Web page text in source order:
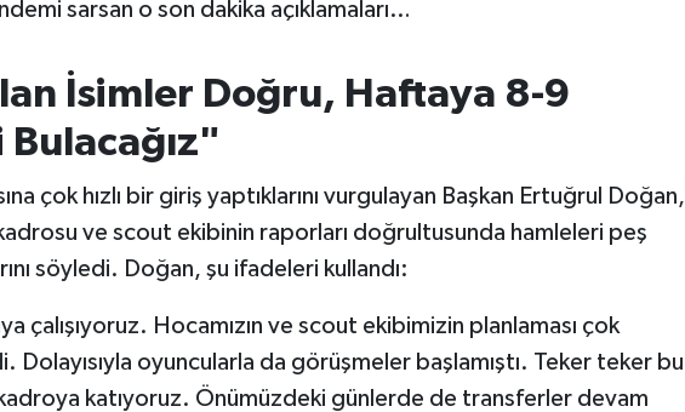
sarsan o son dakika açıklamaları…
İsimler Doğru, Haftaya 8-9
Bulacağız"
çok hızlı bir giriş yaptıklarını vurgulayan Başkan Ertuğrul Doğan,
ve scout ekibinin raporları doğrultusunda hamleleri peş
söyledi. Doğan, şu ifadeleri kullandı:
çalışıyoruz. Hocamızın ve scout ekibimizin planlaması çok
Dolayısıyla oyuncularla da görüşmeler başlamıştı. Teker teker bu
kadroya katıyoruz. Önümüzdeki günlerde de transferler devam